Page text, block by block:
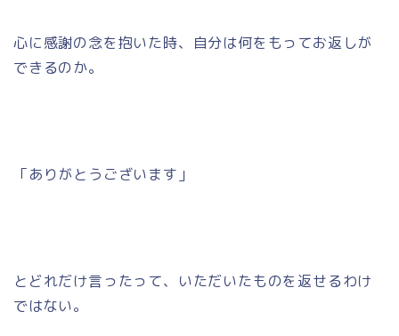
心に感謝の念を抱いた時、自分は何をもってお返しが
できるのか。
「ありがとうございます」
とどれだけ言ったって、いただいたものを返せるわけ
ではない。